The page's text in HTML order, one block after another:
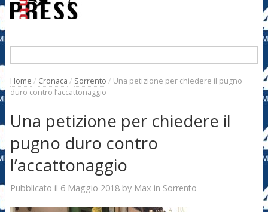
Home / Cronaca / Sorrento / Una petizione per chiedere il pugno
duro contro l’accattonaggio
Una petizione per chiedere il
pugno duro contro
l’accattonaggio
Pubblicato il 6 Maggio 2018by Max in Sorrento